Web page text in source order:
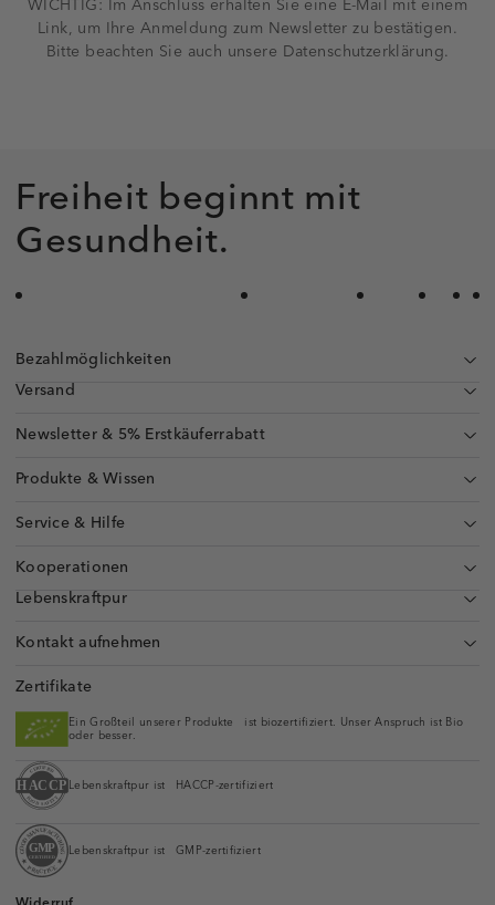
WICHTIG: Im Anschluss erhalten Sie eine E-Mail mit einem
Link, um Ihre Anmeldung zum Newsletter zu bestätigen.
Bitte beachten Sie auch unsere Datenschutzerklärung.
Freiheit beginnt mit
Gesundheit.
Produkte & Wissen
Service & Hilfe
Kooperationen
Lebenskraftpur
Kontakt aufnehmen
Bezahlmöglichkeiten
Versand
Zertifikate
Ein Großteil unserer Produkte ist biozertifiziert. Unser Anspruch ist Bio
oder besser.
Lebenskraftpur ist HACCP-zertifiziert
Lebenskraftpur ist GMP-zertifiziert
Newsletter & 5% Erstkäuferrabatt